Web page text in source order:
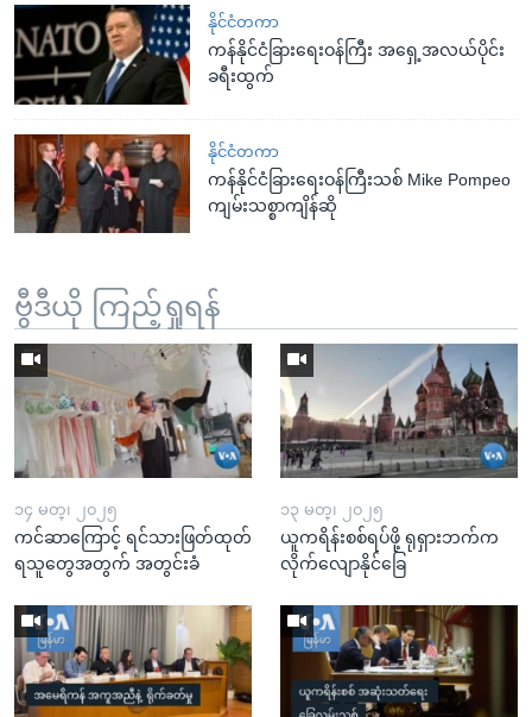
နိုင်ငံတကာ
ကန်နိုင်ငံခြားရေးဝန်ကြီး အရှေ့အလယ်ပိုင်း
ခရီးထွက်
နိုင်ငံတကာ
ကန်နိုင်ငံခြားရေးဝန်ကြီးသစ် Mike Pompeo
ကျမ်းသစ္စာကျိန်ဆို
ဗွီဒီယို ကြည့်ရှုရန်
၁၄ မတ္၊ ၂၀၂၅
ကင်ဆာကြောင့် ရင်သားဖြတ်ထုတ်
ရသူတွေအတွက် အတွင်းခံ
၁၃ မတ္၊ ၂၀၂၅
ယူကရိန်းစစ်ရပ်ဖို့ ရုရှားဘက်က
လိုက်လျောနိုင်ခြေ